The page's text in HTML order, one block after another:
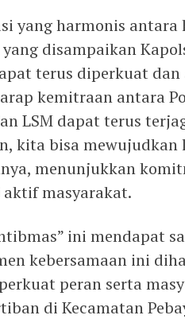
yang harmonis
disampaikan
terus diperkuat dan
kemitraan antara
LSM dapat terus
kita bisa
menunjukkan
masyarakat.
ini mendapat
kebersamaan ini
peran serta
di Kecamatan